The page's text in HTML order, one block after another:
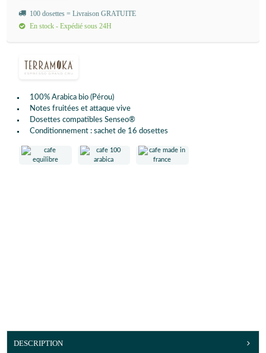
100% Arabica bio (Pérou)
Notes fruitées et attaque vive
Dosettes compatibles Senseo®
Conditionnement : sachet de 16 dosettes
100 dosettes = Livraison GRATUITE
En stock - Expédié sous 24H
DESCRIPTION